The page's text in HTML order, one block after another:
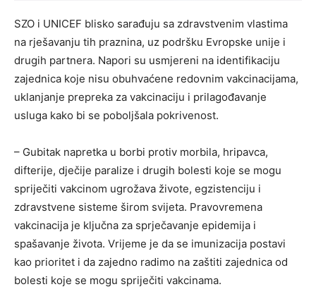
SZO i UNICEF blisko sarađuju sa zdravstvenim vlastima
na rješavanju tih praznina, uz podršku Evropske unije i
drugih partnera. Napori su usmjereni na identifikaciju
zajednica koje nisu obuhvaćene redovnim vakcinacijama,
uklanjanje prepreka za vakcinaciju i prilagođavanje
usluga kako bi se poboljšala pokrivenost.
– Gubitak napretka u borbi protiv morbila, hripavca,
difterije, dječije paralize i drugih bolesti koje se mogu
spriječiti vakcinom ugrožava živote, egzistenciju i
zdravstvene sisteme širom svijeta. Pravovremena
vakcinacija je ključna za sprječavanje epidemija i
spašavanje života. Vrijeme je da se imunizacija postavi
kao prioritet i da zajedno radimo na zaštiti zajednica od
bolesti koje se mogu spriječiti vakcinama.